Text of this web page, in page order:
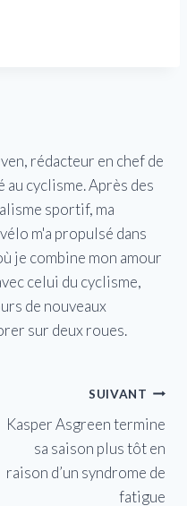
rédacteur en chef de
cyclisme. Après des
sportif, ma
m'a propulsé dans
je combine mon amour
celui du cyclisme,
de nouveaux
sur deux roues.
SUIVANT
Kasper Asgreen termine
sa saison plus tôt en
raison d’un syndrome de
fatigue